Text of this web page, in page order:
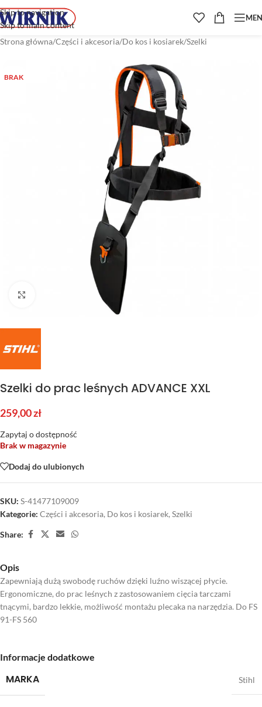
Skip to navigation
Skip to main content
Strona główna/Części i akcesoria/Do kos i kosiarek/Szelki
BRAK
Kliknij aby powiększyć
Szelki do prac leśnych ADVANCE XXL
259,00zł
Zapytaj o dostępność
Brak w magazynie
Dodaj do ulubionych
SKU: S-41477109009
Kategorie: Części i akcesoria, Do kos i kosiarek, Szelki
Share:
Opis
Zapewniają dużą swobodę ruchów dzięki luźno wiszącej płycie.
Ergonomiczne, do prac leśnych z zastosowaniem cięcia tarczami
tnącymi, bardzo lekkie, możliwość montażu plecaka na narzędzia. Do FS
91-FS 560
Informacje dodatkowe
MARKA Stihl